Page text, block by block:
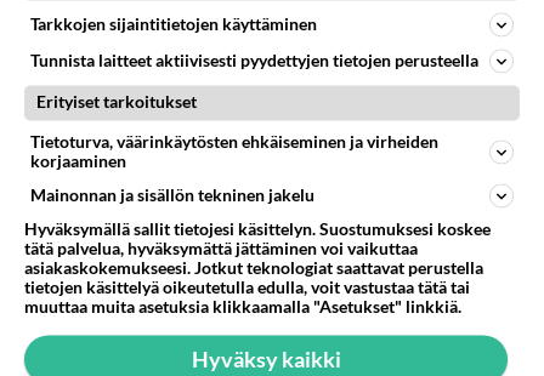
YLEISTÄ WINDOWSISTA Vastattu 6kk
Windows 10/11?
Eikö vanhaan kymppikoneeseen pystykään
päivittämään yhtätoista? Päivitin joskus yhdentoista
ilmaiseksi, mutta järjestelm...
Tarkkojen sijaintitietojen käyttäminen
Tunnista laitteet aktiivisesti pyydettyjen tietojen perusteella
Erityiset tarkoitukset
Tietoturva, väärinkäytösten ehkäiseminen ja virheiden
korjaaminen
Mainonnan ja sisällön tekninen jakelu
Hyväksymällä sallit tietojesi käsittelyn. Suostumuksesi koskee
tätä palvelua, hyväksymättä jättäminen voi vaikuttaa
asiakaskokemukseesi. Jotkut teknologiat saattavat perustella
tietojen käsittelyä oikeutetulla edulla, voit vastustaa tätä tai
muuttaa muita asetuksia klikkaamalla "Asetukset" linkkiä.
Hyväksy kaikki